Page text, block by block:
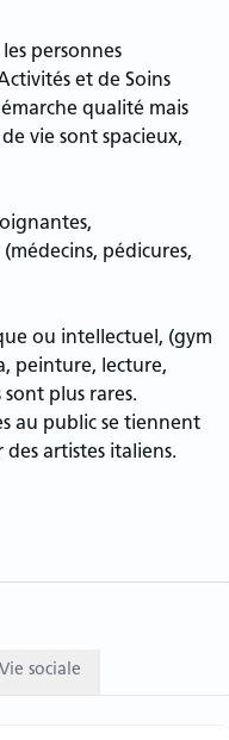
personnes
et de Soins
qualité mais
vie sont spacieux,
pédicures,
ou intellectuel, (gym
peinture, lecture,
plus rares.
au public se tiennent
artistes italiens.
Vie sociale